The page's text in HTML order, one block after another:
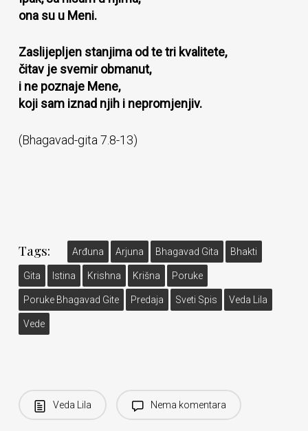
ona su u Meni.
Zaslijepljen stanjima od te tri kvalitete,
čitav je svemir obmanut,
i ne poznaje Mene,
koji sam iznad njih i nepromjenjiv.
(Bhagavad-gita 7.8-13)
Tags: Arđuna Arjuna Bhagavad Gita Bhakti
Gita Istina Krishna Krišna Poruke
Poruke Bhagavad Gite Predaja Sveti Spis Veda Lila
Vede
Veda Lila Nema komentara